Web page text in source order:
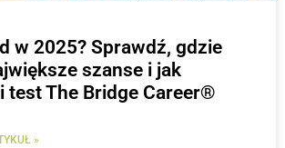
w 2025? Sprawdź, gdzie
szanse i jak
test The Bridge Career®
»